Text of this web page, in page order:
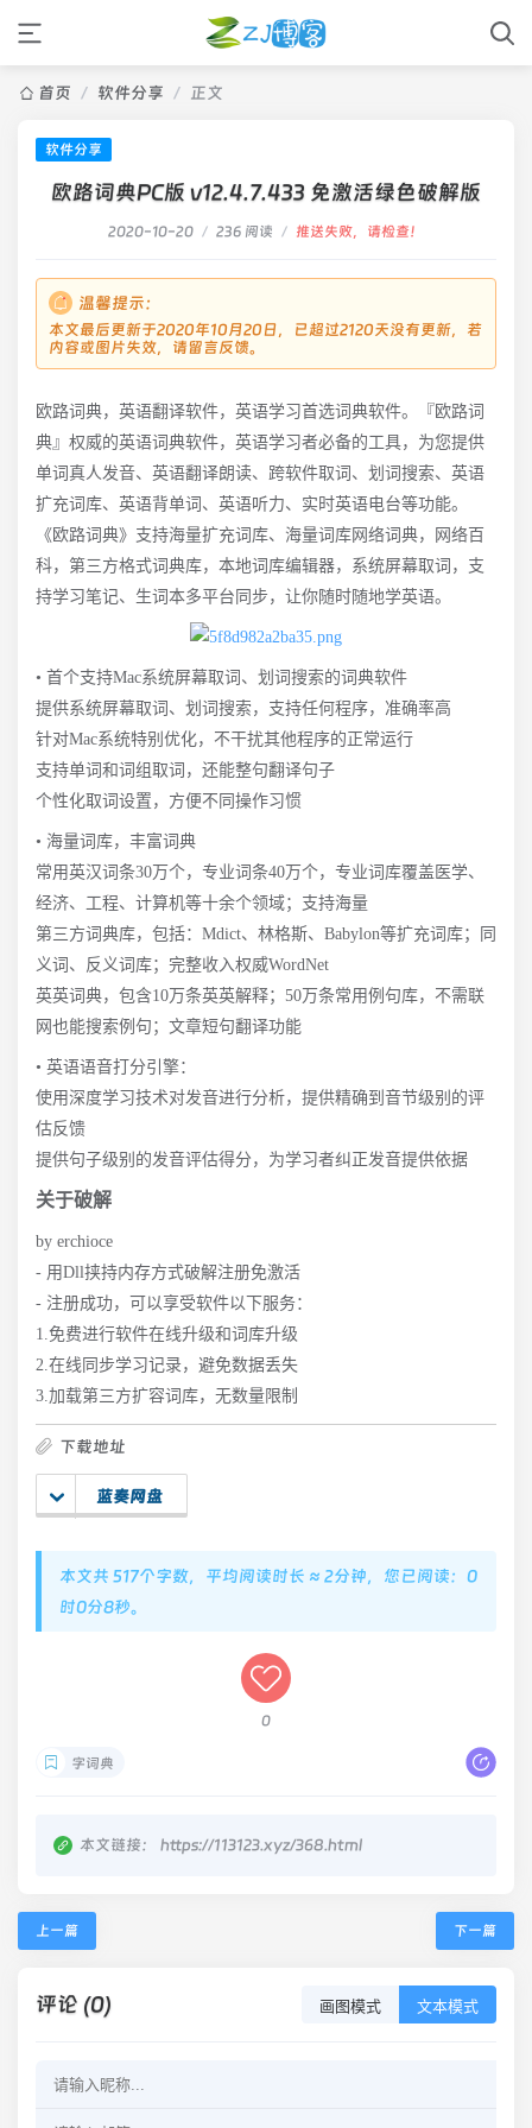
首页 / 软件分享 / 正文
软件分享
欧路词典PC版 v12.4.7.433 免激活绿色破解版
2020-10-20 / 236 阅读 / 推送失败，请检查！
温馨提示：
本文最后更新于2020年10月20日，已超过2120天没有更新，若
内容或图片失效，请留言反馈。
欧路词典，英语翻译软件，英语学习首选词典软件。『欧路词
典』权威的英语词典软件，英语学习者必备的工具，为您提供
单词真人发音、英语翻译朗读、跨软件取词、划词搜索、英语
扩充词库、英语背单词、英语听力、实时英语电台等功能。
《欧路词典》支持海量扩充词库、海量词库网络词典，网络百
科，第三方格式词典库，本地词库编辑器，系统屏幕取词，支
持学习笔记、生词本多平台同步，让你随时随地学英语。
• 首个支持Mac系统屏幕取词、划词搜索的词典软件
提供系统屏幕取词、划词搜索，支持任何程序，准确率高
针对Mac系统特别优化，不干扰其他程序的正常运行
支持单词和词组取词，还能整句翻译句子
个性化取词设置，方便不同操作习惯
• 海量词库，丰富词典
常用英汉词条30万个，专业词条40万个，专业词库覆盖医学、
经济、工程、计算机等十余个领域；支持海量
第三方词典库，包括：Mdict、林格斯、Babylon等扩充词库；同
义词、反义词库；完整收入权威WordNet
英英词典，包含10万条英英解释；50万条常用例句库，不需联
网也能搜索例句；文章短句翻译功能
• 英语语音打分引擎：
使用深度学习技术对发音进行分析，提供精确到音节级别的评
估反馈
提供句子级别的发音评估得分，为学习者纠正发音提供依据
关于破解
by erchioce
- 用Dll挟持内存方式破解注册免激活
- 注册成功，可以享受软件以下服务：
1.免费进行软件在线升级和词库升级
2.在线同步学习记录，避免数据丢失
3.加载第三方扩容词库，无数量限制
下载地址
蓝奏网盘
本文共 517个字数，平均阅读时长 ≈ 2分钟，您已阅读：0
时0分8秒。
0
字词典
本文链接： https://113123.xyz/368.html
上一篇 下一篇
评论 (0) 画图模式 文本模式